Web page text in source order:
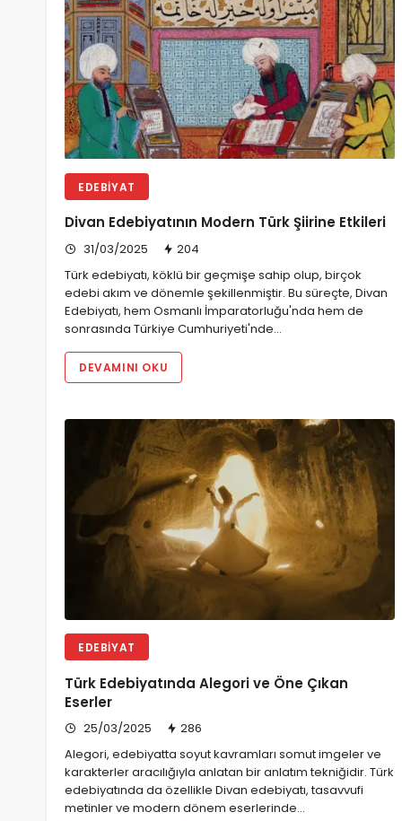
EDEBIYAT
Divan Edebiyatının Modern Türk Şiirine Etkileri
31/03/2025
204
Türk edebiyatı, köklü bir geçmişe sahip olup, birçok
edebi akım ve dönemle şekillenmiştir. Bu süreçte, Divan
Edebiyatı, hem Osmanlı İmparatorluğu'nda hem de
sonrasında Türkiye Cumhuriyeti'nde…
DEVAMINI OKU
EDEBIYAT
Türk Edebiyatında Alegori ve Öne Çıkan
Eserler
25/03/2025
286
Alegori, edebiyatta soyut kavramları somut imgeler ve
karakterler aracılığıyla anlatan bir anlatım tekniğidir. Türk
edebiyatında da özellikle Divan edebiyatı, tasavvufi
metinler ve modern dönem eserlerinde…